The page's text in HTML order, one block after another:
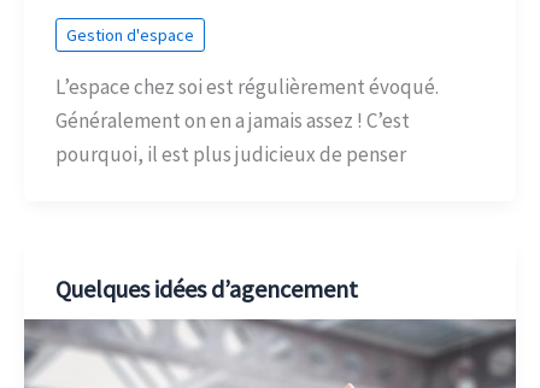
Gestion d'espace
L’espace chez soi est régulièrement évoqué.
Généralement on en a jamais assez ! C’est
pourquoi, il est plus judicieux de penser
Quelques idées d’agencement